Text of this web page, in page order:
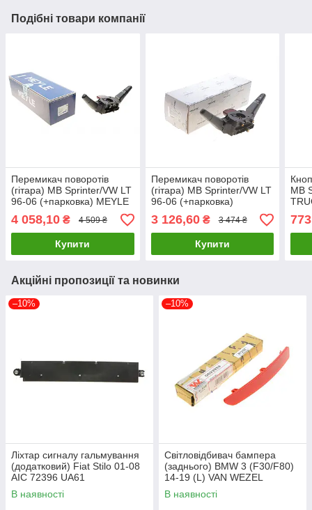
Подібні товари компанії
Перемикач поворотів
(гітара) MB Sprinter/VW LT
96-06 (+парковка) MEYLE
034 054 0015 UA61
4 058,10 ₴ 4 509 ₴
Купити
Перемикач поворотів
(гітара) MB Sprinter/VW LT
96-06 (+парковка)
TRUCKTEC AUTOMOTIVE
02.42.085 UA61
3 126,60₴ 3 474 ₴
Купити
MB
Акційні пропозиції та новинки
–10%
Ліхтар сигналу гальмування
(додатковий) Fiat Stilo 01-08
AIC 72396 UA61
В наявності
–10%
Світловідбивач бампера
(заднього) BMW 3 (F30/F80)
14-19 (L) VAN WEZEL
0693939 UA61
В наявності